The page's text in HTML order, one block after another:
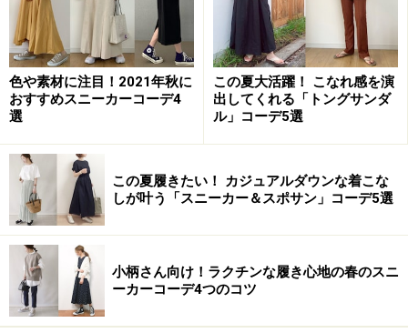
パンプスの正しいサイズ選び、6つのコツと
は
まず知っておきたいパンプスの正しいサイズの選び方を
紹介します。
1．足の幅が合っていること。
大半は、足の幅が合っていないことが多いです。実際よ
り小さいものを履くと外反母趾、内反小趾になってしま
い、そうなるとどんどん履ける靴が限られてしまいま
す。
2．足指に余裕があること。
色や素材に注目！2021年秋に
おすすめスニーカーコーデ4
選
この夏大活躍！ こなれ感を演
出してくれる「トングサンダ
ル」コーデ5選
この夏履きたい！ カジュアルダウンな着こな
しが叶う「スニーカー＆スポサン」コーデ5選
小柄さん向け！ラクチンな履き心地の春のスニ
ーカーコーデ4つのコツ